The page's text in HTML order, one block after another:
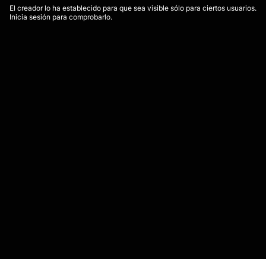
El creador lo ha establecido para que sea visible sólo para ciertos usuarios.
Inicia sesión para comprobarlo.